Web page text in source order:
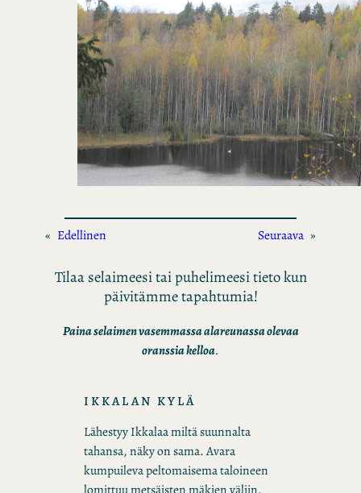
« Edellinen Seuraava »
Tilaa selaimeesi tai puhelimeesi tieto kun
päivitämme tapahtumia!
Paina selaimen vasemmassa alareunassa olevaa
oranssia kelloa.
IKKALAN KYLÄ
Lähestyy Ikkalaa miltä suunnalta
tahansa, näky on sama. Avara
kumpuileva peltomaisema taloineen
lomittuu metsäisten mäkien väliin.